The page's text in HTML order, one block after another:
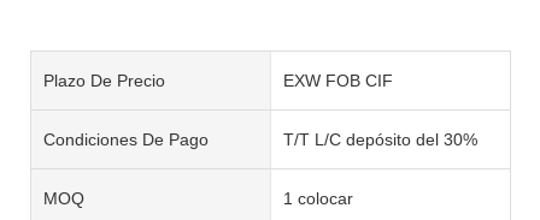
Plazo De Precio EXW FOB CIF
Condiciones De Pago T/T L/C depósito del 30%
MOQ 1 colocar